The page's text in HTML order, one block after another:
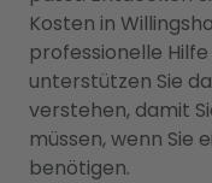
Kosten in
professionelle
unterstützen Sie
verstehen, damit
müssen, wenn Sie
benötigen.